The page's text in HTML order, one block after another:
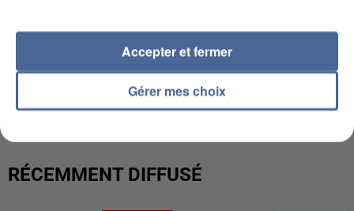
L’UN DES FONDATEURS SUPPOSÉS DE LA DZ
MAFIA INTERPELLÉ EN ALGÉRIE
RÉCEMMENT DIFFUSÉ
Gérer mes choix
Accepter et fermer